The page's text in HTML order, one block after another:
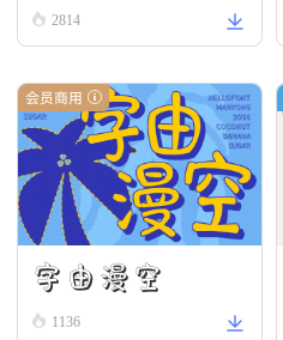
2814
会员商用
字由漫空
1136